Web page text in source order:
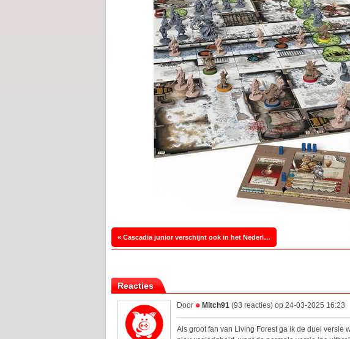
« Cascadia junior verschijnt ook in het Nederlands
Reacties
Door Mitch91 (93 reacties) op 24-03-2025 16:23
Als groot fan van Living Forest ga ik de duel versie